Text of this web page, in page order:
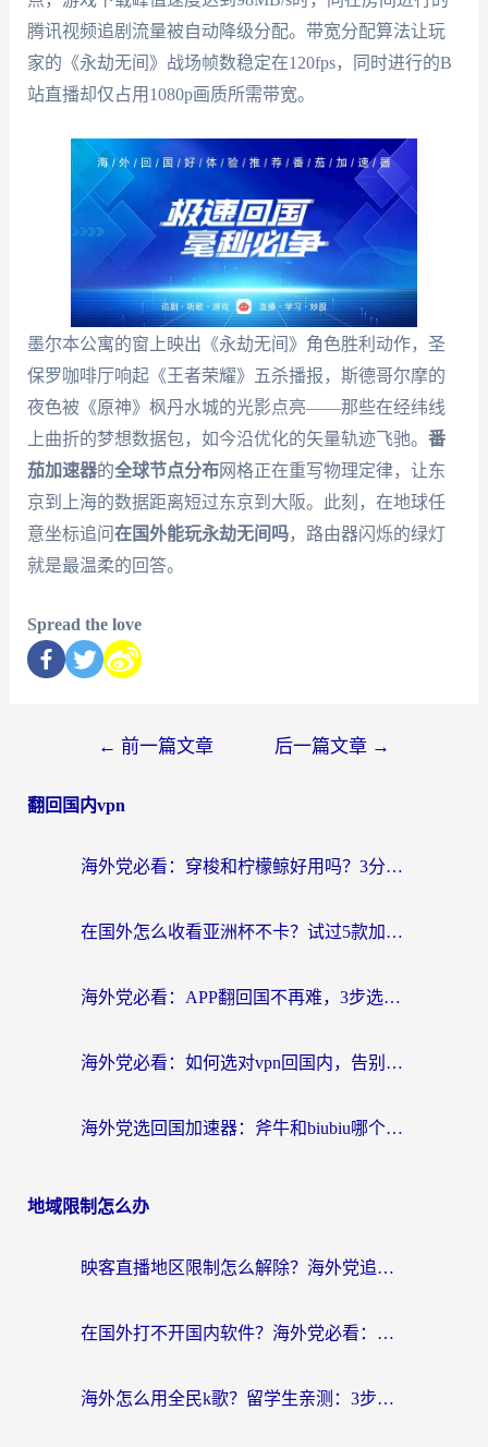
腾讯视频追剧流量被自动降级分配。带宽分配算法让玩
家的《永劫无间》战场帧数稳定在120fps，同时进行的B
站直播却仅占用1080p画质所需带宽。
墨尔本公寓的窗上映出《永劫无间》角色胜利动作，圣
保罗咖啡厅响起《王者荣耀》五杀播报，斯德哥尔摩的
夜色被《原神》枫丹水城的光影点亮——那些在经纬线
上曲折的梦想数据包，如今沿优化的矢量轨迹飞驰。 番
茄加速器的全球节点分布网格正在重写物理定律，让东
京到上海的数据距离短过东京到大阪。此刻，在地球任
意坐标追问 在国外能玩永劫无间吗，路由器闪烁的绿灯
就是最温柔的回答。
Spread the love
← 前一篇文章 后一篇文章 →
翻回国内vpn
海外党必看：穿梭和柠檬鲸好用吗？3分钟教你选对回国加速器
在国外怎么收看亚洲杯不卡？试过5款加速器后，我选了这一个（附避坑指南）
海外党必看：APP翻回国不再难，3步选对加速器实现无缝访问国内资源
海外党必看：如何选对vpn回国内，告别地区限制畅玩国内资源？
海外党选回国加速器：斧牛和biubiu哪个好？附3款热门工具对比+避坑指南
地域限制怎么办
映客直播地区限制怎么解除？海外党追剧看直播的终极解决方案
在国外打不开国内软件？海外党必看：选对回国加速器，无缝用12123、刷国内视频
海外怎么用全民k歌？留学生亲测：3步解锁国内音乐+听书自由